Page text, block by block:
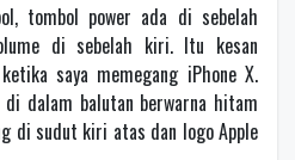
tombol power ada di sebelah
di sebelah kiri. Itu kesan
saya memegang iPhone X.
dalam balutan berwarna hitam
di sudut kiri atas dan logo Apple